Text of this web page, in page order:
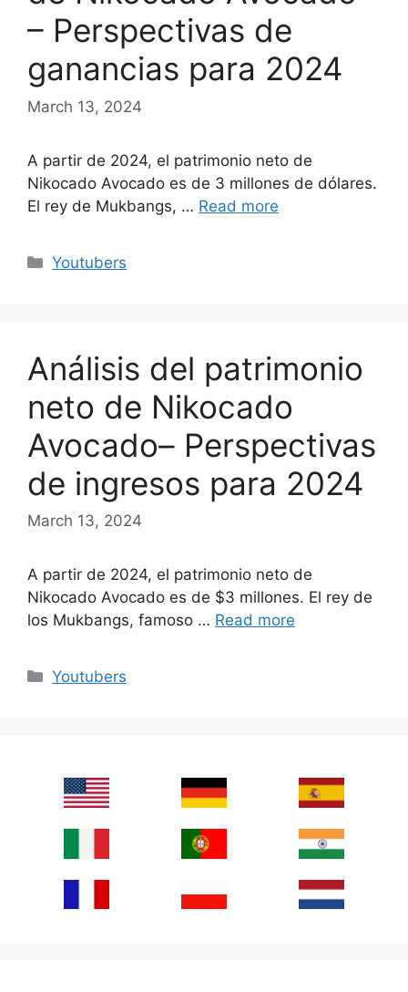
– Perspectivas de
ganancias para 2024
March 13, 2024
A partir de 2024, el patrimonio neto de
Nikocado Avocado es de 3 millones de dólares.
El rey de Mukbangs, … Read more
Categories
Youtubers
Análisis del patrimonio
neto de Nikocado
Avocado– Perspectivas
de ingresos para 2024
March 13, 2024
A partir de 2024, el patrimonio neto de
Nikocado Avocado es de $3 millones. El rey de
los Mukbangs, famoso … Read more
Categories
Youtubers